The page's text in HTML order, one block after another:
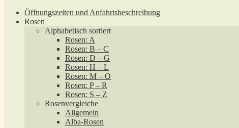
Öffnungszeiten und Anfahrtsbeschreibung
Rosen
Alphabetisch sortiert
Rosen: A
Rosen: B – C
Rosen: D – G
Rosen: H – L
Rosen: M – O
Rosen: P – R
Rosen: S – Z
Rosenvergleiche
Allgemein
Alba-Rosen